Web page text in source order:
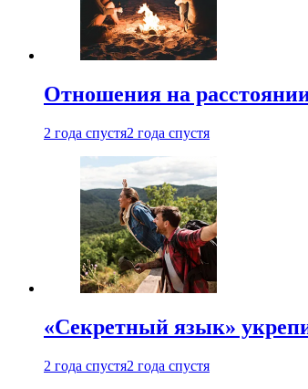
Отношения на
2 года спустя2 года спустя
«Секретный язык»
2 года спустя2 года спустя